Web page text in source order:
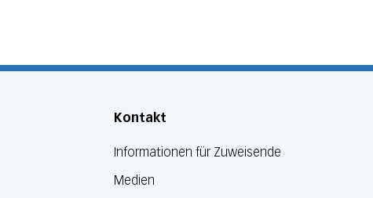
Kontakt
Informationen für Zuweisende
Medien